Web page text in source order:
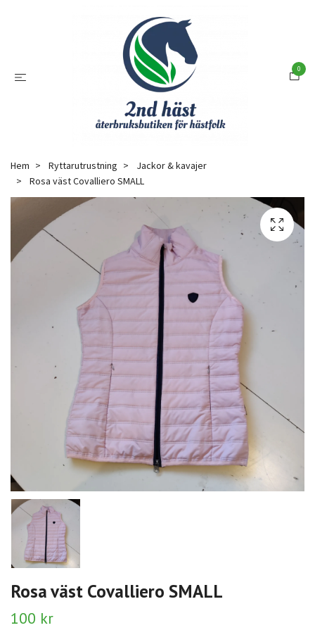
0
Hem Ryttarutrustning
Jackor & kavajer
Rosa väst Covalliero SMALL
Rosa väst Covalliero SMALL
100 kr